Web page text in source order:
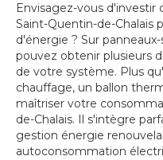
Envisagez-vous d'investir
Saint-Quentin-de-Chalais
d'énergie ? Sur
pouvez obtenir plusieurs
de votre système. Plus
chauffage, un ballon
maîtriser votre
de-Chalais. Il s'intègre
gestion énergie
autoconsommation